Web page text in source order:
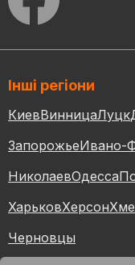
Інші регіони
КиевВинницаЛуцк
ЗапорожьеИвано-
НиколаевОдесса
ХарьковХерсон
Черновцы